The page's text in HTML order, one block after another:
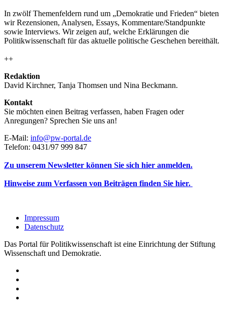
In zwölf Themenfeldern rund um „Demokratie und Frieden“ bieten
wir Rezensionen, Analysen, Essays, Kommentare/Standpunkte
sowie Interviews. Wir zeigen auf, welche Erklärungen die
Politikwissenschaft für das aktuelle politische Geschehen bereithält.
++
Redaktion
David Kirchner, Tanja Thomsen und Nina Beckmann.
Kontakt
Sie möchten einen Beitrag verfassen, haben Fragen oder
Anregungen? Sprechen Sie uns an!
E-Mail: info@pw-portal.de
Telefon: 0431/97 999 847
Zu unserem Newsletter können Sie sich hier anmelden.
Hinweise zum Verfassen von Beiträgen finden Sie hier.
Impressum
Datenschutz
Das Portal für Politikwissenschaft ist eine Einrichtung der Stiftung
Wissenschaft und Demokratie.